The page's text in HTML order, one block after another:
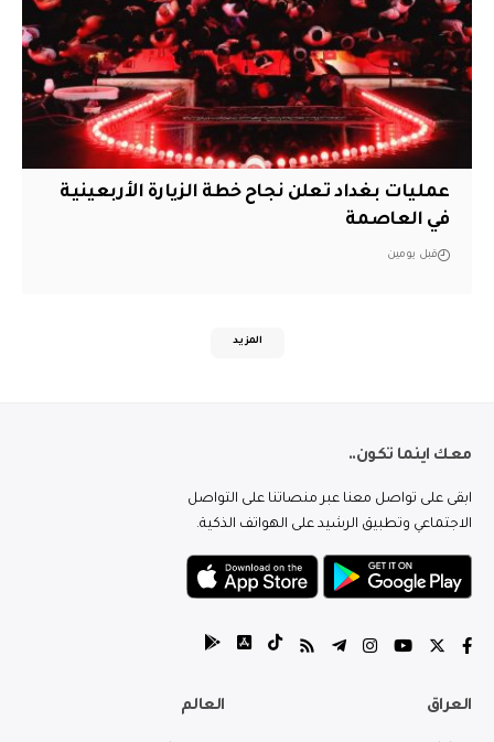
عمليات بغداد تعلن نجاح خطة الزيارة الأربعينية
في العاصمة
قبل يومين
المزيد
معك اينما تكون..
ابقى على تواصل معنا عبر منصاتنا على التواصل
الاجتماعي وتطبيق الرشيد على الهواتف الذكية.
العراق العالم